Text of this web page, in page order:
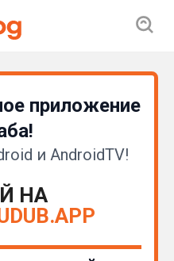
приложение
и AndroidTV!
НА